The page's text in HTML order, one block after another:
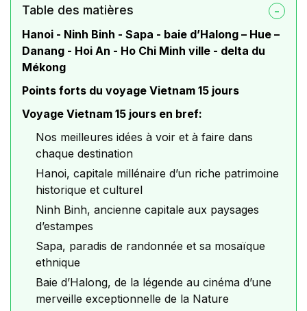
Table des matières
Hanoi - Ninh Binh - Sapa - baie d’Halong – Hue –
Danang - Hoi An - Ho Chi Minh ville - delta du
Mékong
Points forts du voyage Vietnam 15 jours
Voyage Vietnam 15 jours en bref:
Nos meilleures idées à voir et à faire dans
chaque destination
Hanoi, capitale millénaire d’un riche patrimoine
historique et culturel
Ninh Binh, ancienne capitale aux paysages
d’estampes
Sapa, paradis de randonnée et sa mosaïque
ethnique
Baie d’Halong, de la légende au cinéma d’une
merveille exceptionnelle de la Nature